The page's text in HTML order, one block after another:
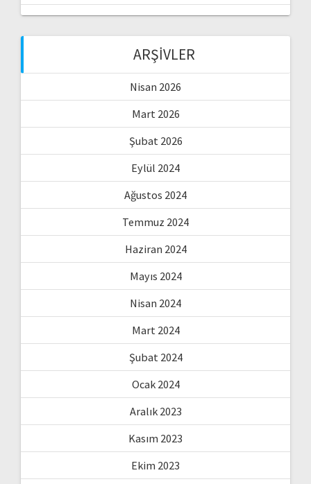
ARŞIVLER
Nisan 2026
Mart 2026
Şubat 2026
Eylül 2024
Ağustos 2024
Temmuz 2024
Haziran 2024
Mayıs 2024
Nisan 2024
Mart 2024
Şubat 2024
Ocak 2024
Aralık 2023
Kasım 2023
Ekim 2023